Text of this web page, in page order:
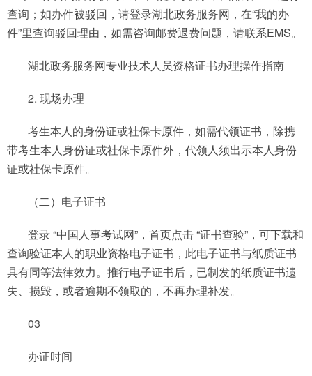
查询；如办件被驳回，请登录湖北政务服务网，在“我的办
件”里查询驳回理由，如需咨询邮费退费问题，请联系EMS。
湖北政务服务网专业技术人员资格证书办理操作指南
2. 现场办理
考生本人的身份证或社保卡原件，如需代领证书，除携
带考生本人身份证或社保卡原件外，代领人须出示本人身份
证或社保卡原件。
（二）电子证书
登录 “中国人事考试网”，首页点击 “证书查验”，可下载和
查询验证本人的职业资格电子证书，此电子证书与纸质证书
具有同等法律效力。推行电子证书后，已制发的纸质证书遗
失、损毁，或者逾期不领取的，不再办理补发。
03
办证时间